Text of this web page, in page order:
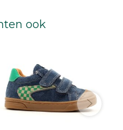
ook